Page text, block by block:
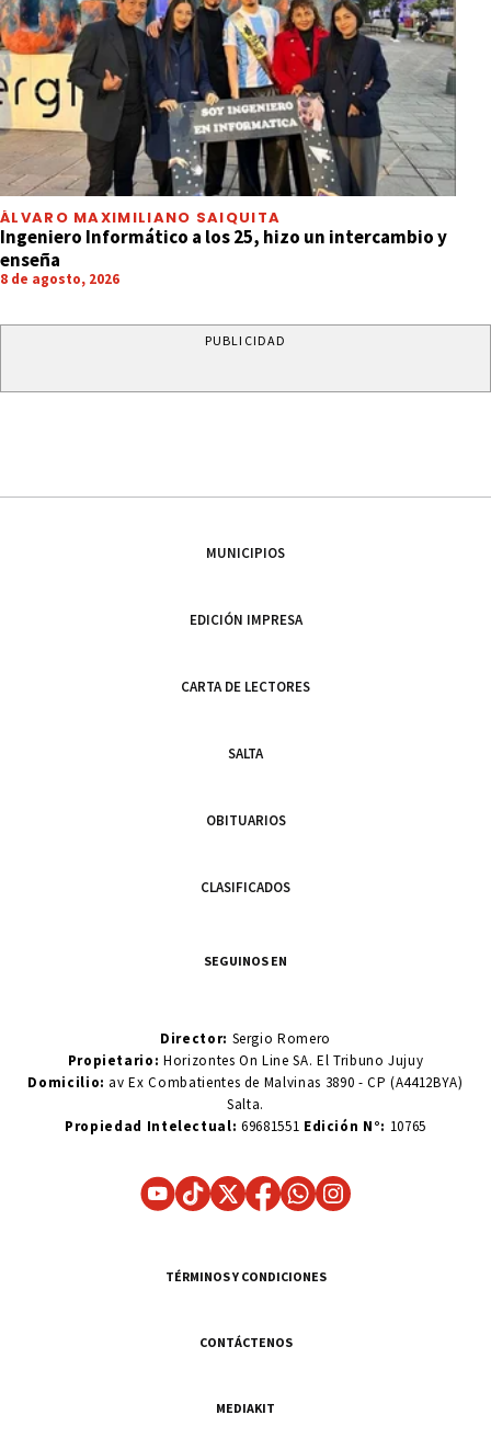
ÁLVARO MAXIMILIANO SAIQUITA
Ingeniero Informático a los 25, hizo un intercambio y
enseña
8 de agosto, 2026
PUBLICIDAD
MUNICIPIOS
EDICIÓN IMPRESA
CARTA DE LECTORES
SALTA
OBITUARIOS
CLASIFICADOS
SEGUINOS EN
Director: Sergio Romero
Propietario:Horizontes On Line SA. El Tribuno Jujuy
Domicilio: av Ex Combatientes de Malvinas 3890 - CP (A4412BYA)
Salta.
Propiedad Intelectual: 69681551 Edición N°: 10765
TÉRMINOS Y CONDICIONES
CONTÁCTENOS
MEDIAKIT